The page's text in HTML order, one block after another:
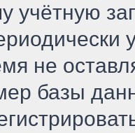
учётную
не
базы